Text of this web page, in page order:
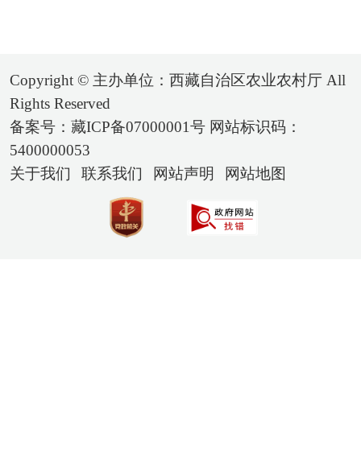
Copyright © 主办单位：西藏自治区农业农村厅 All
Rights Reserved
备案号：藏ICP备07000001号 网站标识码：
5400000053
关于我们
联系我们 网站声明 网站地图